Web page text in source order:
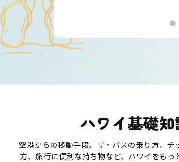
ハワイ基礎
空港からの移動手段、ザ・バスの乗り方、
方、旅行に便利な持ち物など、ハワイをも